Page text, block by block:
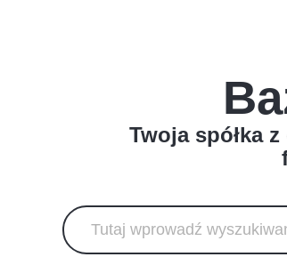
Twoja spółka